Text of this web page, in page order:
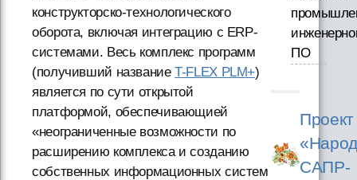
конструкторско-технологического
оборота, включая интеграцию с ERP-
системами. Весь комплекс программ
(получивший названиеT-FLEX PLM+)
является по сути открытой
платформой, обеспечивающией
«неограниченные возможности по
расширению комплекса и созданию
собственных информационных систем
ПО
Проект
САПР-